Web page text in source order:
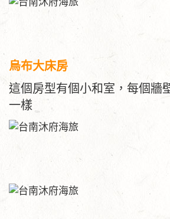
烏布大床房
這個房型有個小和室，每個牆
一樣